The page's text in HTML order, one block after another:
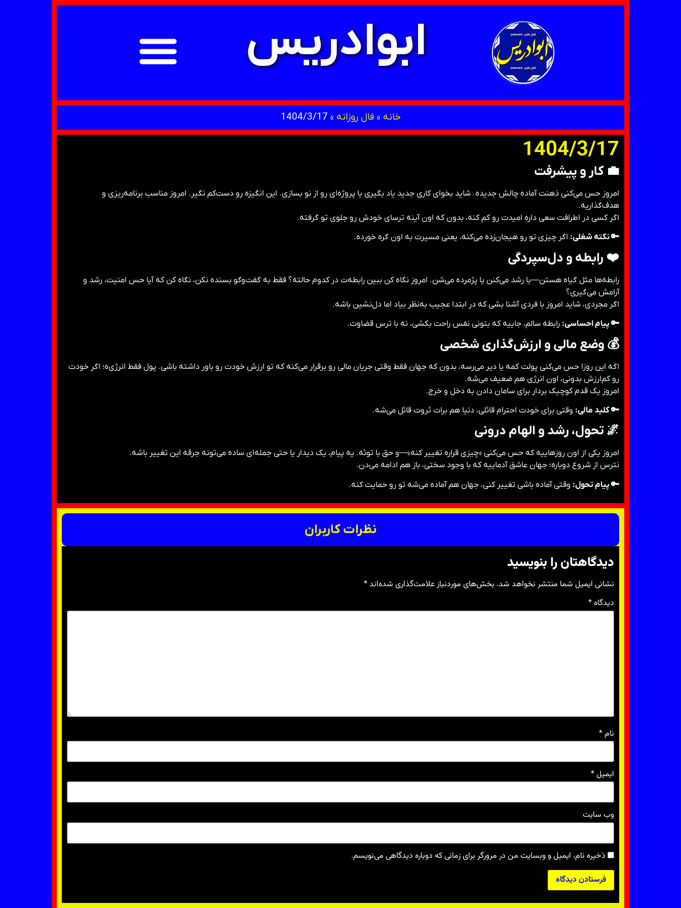
ابوادریس
خانه » فال روزانه »
1404/3/17
1404/3/17
💼 کار و پیشرفت
امروز حس می‌کنی ذهنت آماده چالش جدیده. شاید بخوای کاری جدید یاد بگیری یا پروژه‌ای رو از نو بسازی. این انگیزه رو دست‌کم نگیر. امروز مناسب برنامه‌ریزی و
هدف‌گذاریه.
اگر کسی در اطرافت سعی داره امیدت رو کم کنه، بدون که اون آینه ترسای خودش رو جلوی تو گرفته.
🔑 نکته شغلی: اگر چیزی تو رو هیجان‌زده می‌کنه، یعنی مسیرت به اون گره خورده.
❤️ رابطه و دل‌سپردگی
رابطه‌ها مثل گیاه هستن—یا رشد می‌کنن یا پژمرده می‌شن. امروز نگاه کن ببین رابطه‌ت در کدوم حالته؟ فقط به گفت‌وگو بسنده نکن، نگاه کن که آیا حس امنیت، رشد و
آرامش می‌گیری؟
اگر مجردی، شاید امروز با فردی آشنا بشی که در ابتدا عجیب به‌نظر بیاد اما دل‌نشین باشه.
🔑 پیام احساسی: رابطه سالم، جاییه که بتونی نفس راحت بکشی، نه با ترس قضاوت.
💰 وضع مالی و ارزش‌گذاری شخصی
اگه این روزا حس می‌کنی پولت کمه یا دیر می‌رسه، بدون که جهان فقط وقتی جریان مالی رو برقرار می‌کنه که تو ارزش خودت رو باور داشته باشی. پول فقط انرژی‌ه؛ اگر خودت
رو کم‌ارزش بدونی، اون انرژی هم ضعیف می‌شه.
امروز یک قدم کوچیک بردار برای سامان دادن به دخل و خرج.
🔑 کلید مالی: وقتی برای خودت احترام قائلی، دنیا هم برات ثروت قائل می‌شه.
🌌تحول، رشد و الهام درونی
امروز یکی از اون روزهاییه که حس می‌کنی «چیزی قراره تغییر کنه»—و حق با توئه. یه پیام، یک دیدار یا حتی جمله‌ای ساده می‌تونه جرقه این تغییر باشه.
نترس از شروع دوباره؛ جهان عاشق آدماییه که با وجود سختی، باز هم ادامه می‌دن.
🔑 پیام تحول: وقتی آماده باشی تغییر کنی، جهان هم آماده می‌شه تو رو حمایت کنه.
نظرات کاربران
دیدگاهتان را بنویسید
نشانی ایمیل شما منتشر نخواهد شد. بخش‌های موردنیاز علامت‌گذاری شده‌اند*
دیدگاه*
نام*
ایمیل*
وب‌ سایت
ذخیره نام، ایمیل و وبسایت من در مرورگر برای زمانی که دوباره دیدگاهی می‌نویسم.